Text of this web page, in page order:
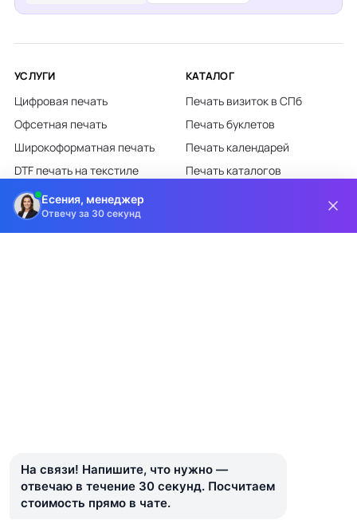
УСЛУГИ
Цифровая печать
Офсетная печать
Широкоформатная печать
DTF печать на текстиле
Лазерная гравировка
КАТАЛОГ
Печать визиток в СПб
Печать буклетов
Печать календарей
Печать каталогов
© 2018–2026 Типография Индиго · Санкт-Петербург
Политика конфиденциальности
Есения, менеджер
Отвечу за 30 секунд
На связи! Напишите, что нужно —
отвечаю в течение 30 секунд. Посчитаем
стоимость прямо в чате.